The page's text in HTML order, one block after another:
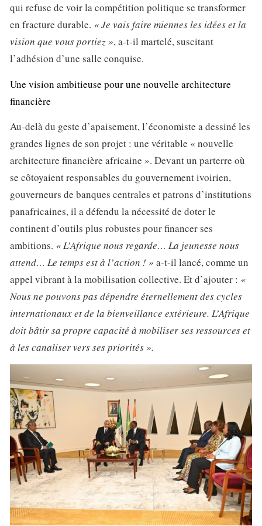
qui refuse de voir la compétition politique se transformer
en fracture durable. « Je vais faire miennes les idées et la
vision que vous portiez », a-t-il martelé, suscitant
l’adhésion d’une salle conquise.
Une vision ambitieuse pour une nouvelle architecture
financière
Au-delà du geste d’apaisement, l’économiste a dessiné les
grandes lignes de son projet : une véritable « nouvelle
architecture financière africaine ». Devant un parterre où
se côtoyaient responsables du gouvernement ivoirien,
gouverneurs de banques centrales et patrons d’institutions
panafricaines, il a défendu la nécessité de doter le
continent d’outils plus robustes pour financer ses
ambitions. « L’Afrique nous regarde… La jeunesse nous
attend… Le temps est à l’action ! » a-t-il lancé, comme un
appel vibrant à la mobilisation collective. Et d’ajouter : «
Nous ne pouvons pas dépendre éternellement des cycles
internationaux et de la bienveillance extérieure. L’Afrique
doit bâtir sa propre capacité à mobiliser ses ressources et
à les canaliser vers ses priorités ».